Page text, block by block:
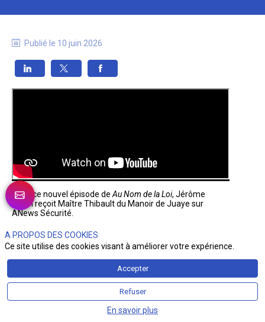
Publié le 10 juin 2026
Dans ce nouvel épisode de Au Nom de la Loi, Jérôme
Papin reçoit Maître Thibault du Manoir de Juaye sur
ANews Sécurité.
Au programme :
Temps de parole politique sur les réseaux sociaux
Liberté d’expression vs régulation
Pouvoir des algorithmes dans le débat démocratique
Influence de TikTok, X, Instagram et YouTube sur les
Un sujet plus que jamais d’actualité à un an de la
A PROPOS DES COOKIES
Ce site utilise des cookies visant à améliorer votre expérience.
Accepter
Refuser
En savoir plus